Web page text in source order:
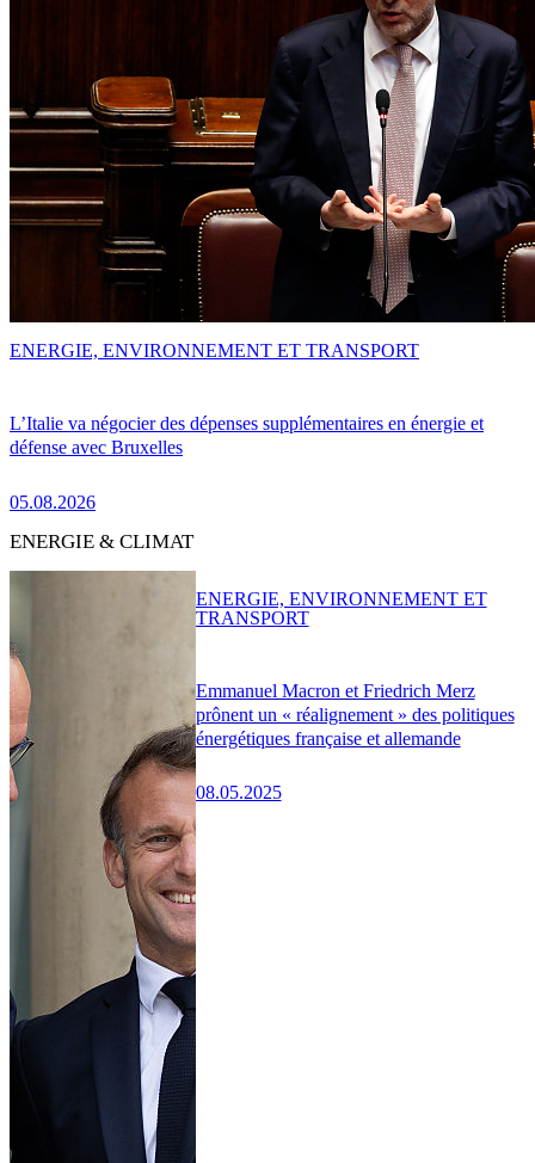
L’Italie va négocier des dépenses supplémentaires en énergie et
défense avec Bruxelles
05.08.2026
ENERGIE, ENVIRONNEMENT ET TRANSPORT
ENERGIE & CLIMAT
Emmanuel Macron et Friedrich Merz
prônent un « réalignement » des politiques
énergétiques française et allemande
08.05.2025
ENERGIE, ENVIRONNEMENT ET
TRANSPORT